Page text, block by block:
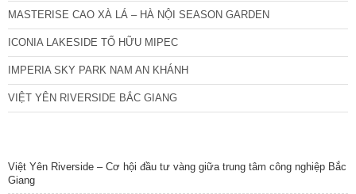
MASTERISE CAO XÀ LÁ – HÀ NỘI SEASON GARDEN
ICONIA LAKESIDE TỐ HỮU MIPEC
IMPERIA SKY PARK NAM AN KHÁNH
VIỆT YÊN RIVERSIDE BẮC GIANG
Việt Yên Riverside – Cơ hội đầu tư vàng giữa trung tâm công nghiệp Bắc
Giang